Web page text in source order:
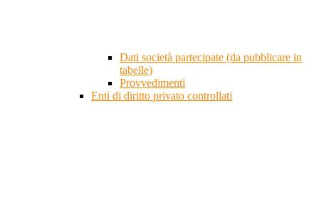
Dati società partecipate (da pubblicare in
tabelle)
Provvedimenti
Enti di diritto privato controllati